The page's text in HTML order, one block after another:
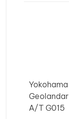
Yokohama
Geolandar
A/T G015